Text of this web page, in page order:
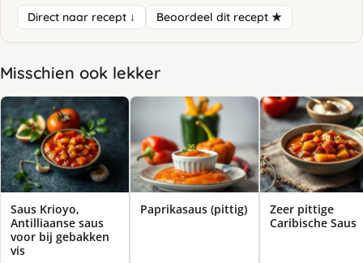
Direct naar recept ↓ Beoordeel dit recept ★
Misschien ook lekker
Saus Krioyo,
Antilliaanse saus
voor bij gebakken
vis
Paprikasaus (pittig)
Zeer pittige
Caribische Saus